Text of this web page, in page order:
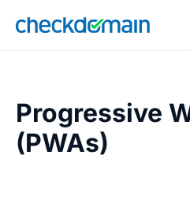
Progressive
(PWAs)